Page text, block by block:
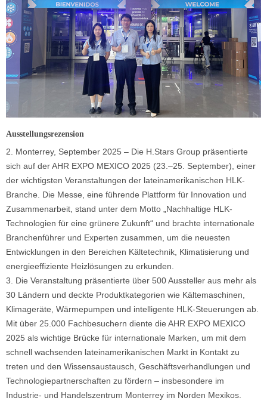
Ausstellungsrezension
2. Monterrey, September 2025 – Die H.Stars Group präsentierte
sich auf der AHR EXPO MEXICO 2025 (23.–25. September), einer
der wichtigsten Veranstaltungen der lateinamerikanischen HLK-
Branche. Die Messe, eine führende Plattform für Innovation und
Zusammenarbeit, stand unter dem Motto „Nachhaltige HLK-
Technologien für eine grünere Zukunft“ und brachte internationale
Branchenführer und Experten zusammen, um die neuesten
Entwicklungen in den Bereichen Kältetechnik, Klimatisierung und
energieeffiziente Heizlösungen zu erkunden.
3. Die Veranstaltung präsentierte über 500 Aussteller aus mehr als
30 Ländern und deckte Produktkategorien wie Kältemaschinen,
Klimageräte, Wärmepumpen und intelligente HLK-Steuerungen ab.
Mit über 25.000 Fachbesuchern diente die AHR EXPO MEXICO
2025 als wichtige Brücke für internationale Marken, um mit dem
schnell wachsenden lateinamerikanischen Markt in Kontakt zu
treten und den Wissensaustausch, Geschäftsverhandlungen und
Technologiepartnerschaften zu fördern – insbesondere im
Industrie- und Handelszentrum Monterrey im Norden Mexikos.